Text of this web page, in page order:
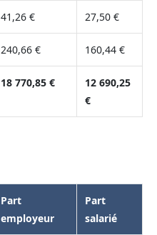
41,26 € 27,50 €
240,66 € 160,44 €
18 770,85 €
12 690,25
€
Part
employeur
Part
salarié